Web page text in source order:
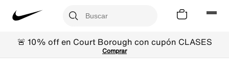
🚨 10% off en Court Borough con cupón CLASES
Comprar